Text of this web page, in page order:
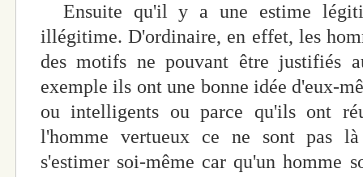
Ensuite qu'il y a une estime
illégitime. D'ordinaire, en effet, les
des motifs ne pouvant être justifiés
exemple ils ont une bonne idée d'eux-
ou intelligents ou parce qu'ils ont
l'homme vertueux ce ne sont pas
s'estimer soi-même car qu'un homme